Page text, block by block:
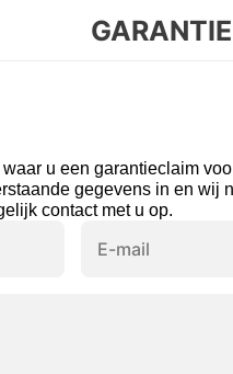
u een garantieclaim
gegevens in en wij
contact met u op.